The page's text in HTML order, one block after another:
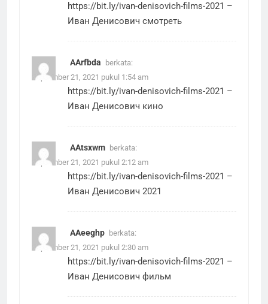
https://bit.ly/ivan-denisovich-films-2021 –
Иван Денисович смотреть
AArfbda
berkata:
September 21, 2021 pukul 1:54 am
https://bit.ly/ivan-denisovich-films-2021 –
Иван Денисович кино
AAtsxwm berkata:
September 21, 2021 pukul 2:12 am
https://bit.ly/ivan-denisovich-films-2021 –
Иван Денисович 2021
AAeeghp berkata:
September 21, 2021 pukul 2:30 am
https://bit.ly/ivan-denisovich-films-2021 –
Иван Денисович фильм